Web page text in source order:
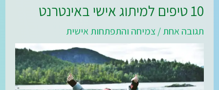
10 טיפים למיתוג אישי באינטרנט
תגובה אחת/צמיחה והתפתחות אישית